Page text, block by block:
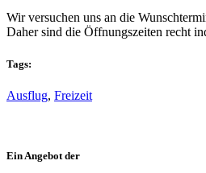
Wir versuchen uns an die
Daher sind die Öffnungszeiten recht
Tags:
Ausflug, Freizeit
Ein Angebot der